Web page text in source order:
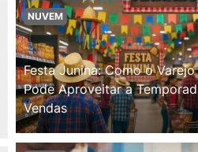
NUVEM
Festa Junina: Como o
Pode Aproveitar a
Vendas